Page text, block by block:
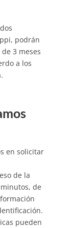
podrán
3 meses
a los
en solicitar
de la
de
pueden